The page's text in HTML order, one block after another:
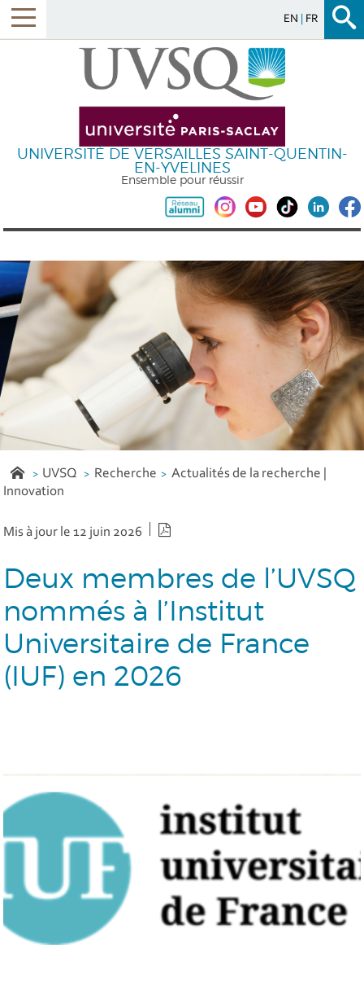
EN FR
UNIVERSITÉ DE VERSAILLES SAINT-QUENTIN-
EN-YVELINES
Ensemble pour réussir
UVSQ Recherche
Actualités de la recherche |
Innovation
Mis à jour le 12 juin 2026
Deux membres de l’UVSQ
nommés à l’Institut
Universitaire de France
(IUF) en 2026